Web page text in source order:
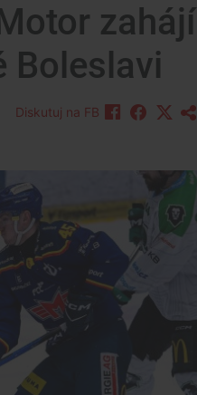
zahájí
Boleslavi
Diskutuj na FB